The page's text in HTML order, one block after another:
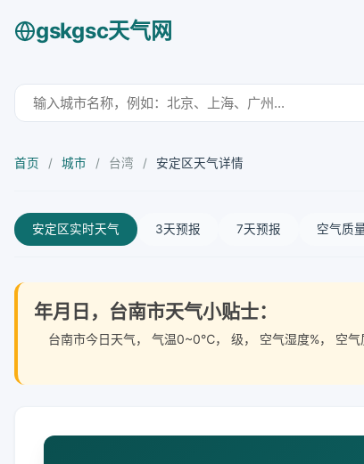
gskgsc天气网
首页 / 城市 / 台湾 / 安定区天气详情
安定区实时天气 3天预报 7天预报 空气质
年月日，台南市天气小贴士：
台南市今日天气， 气温0~0℃， 级， 空气湿度%， 空气